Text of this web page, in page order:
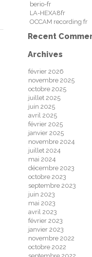
berio-fr
LA-HEXA8fr
OCCAM recording fr
Recent
Archives
février 2026
novembre 2025
octobre 2025
juillet 2025
juin 2025
avril 2025
février 2025
janvier 2025
novembre 2024
juillet 2024
mai 2024
décembre 2023
octobre 2023
septembre 2023
juin 2023
mai 2023
avril 2023
février 2023
janvier 2023
novembre 2022
octobre 2022